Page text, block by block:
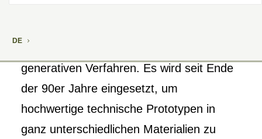
DE
generativen Verfahren. Es wird seit Ende
der 90er Jahre eingesetzt, um
hochwertige technische Prototypen in
ganz unterschiedlichen Materialien zu